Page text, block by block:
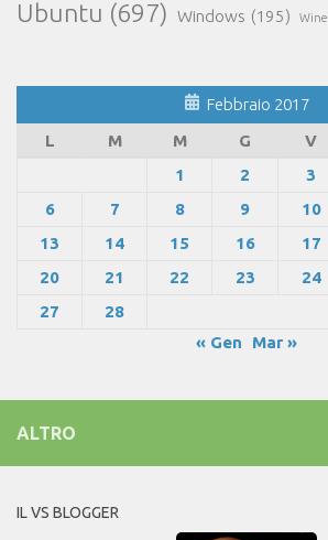
Ubuntu (697) Windows (195) Wine
Febbraio 2017
L
M M G V
1
2 3
6
7 8 9 10
13
14 15 16 17
20
21 22 23 24
27
28
« Gen
Mar »
ALTRO
IL VS BLOGGER